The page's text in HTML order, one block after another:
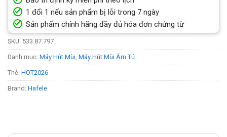
1 đổi 1 nếu sản phẩm bị lỗi trong 7 ngày
Sản phẩm chính hãng đầy đủ hóa đơn chứng từ
SKU: 533.87.797
Danh mục: Máy Hút Mùi, Máy Hút Mùi Âm Tủ
Thẻ: HOT2026
Brand: Hafele